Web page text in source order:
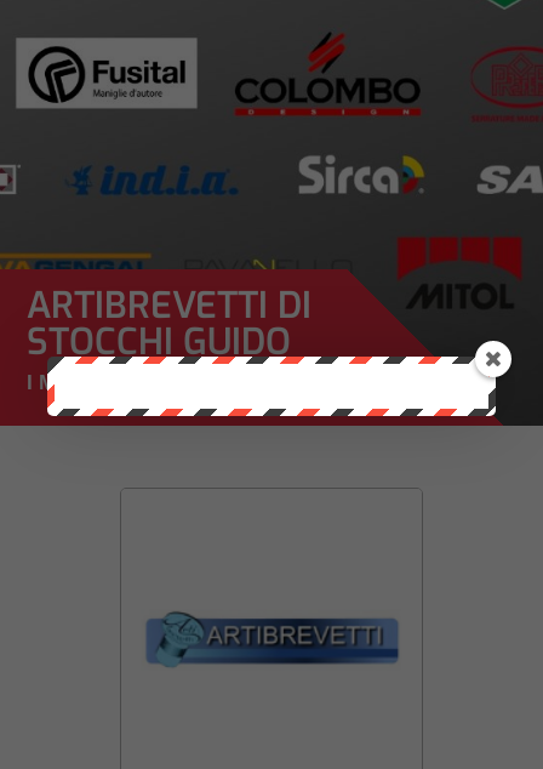
ARTIBREVETTI DI
STOCCHI GUIDO
I MARCHI CHE TRATTIAMO